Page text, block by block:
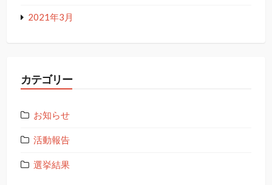
2021年3月
カテゴリー
お知らせ
活動報告
選挙結果